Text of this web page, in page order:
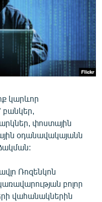
կարևոր
բանկեր,
փոստային
օդանավակայանն
Ռոզենկոն
կառավարության բոլոր
վահանակներին